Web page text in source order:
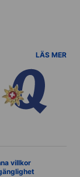
LÄS MER
villkor